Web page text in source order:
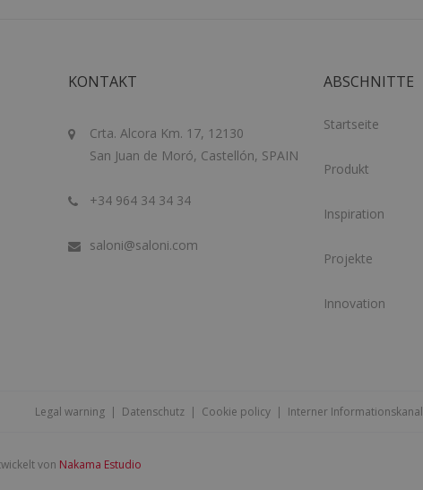
KONTAKT
Crta. Alcora Km. 17, 12130
San Juan de Moró, Castellón, SPAIN
+34 964 34 34 34
saloni@saloni.com
ABSCHNITTE
Startseite
Produkt
Inspiration
Projekte
Innovation
Legal warning| Datenschutz| Cookie policy| Interner Informationskanal
von Nakama Estudio